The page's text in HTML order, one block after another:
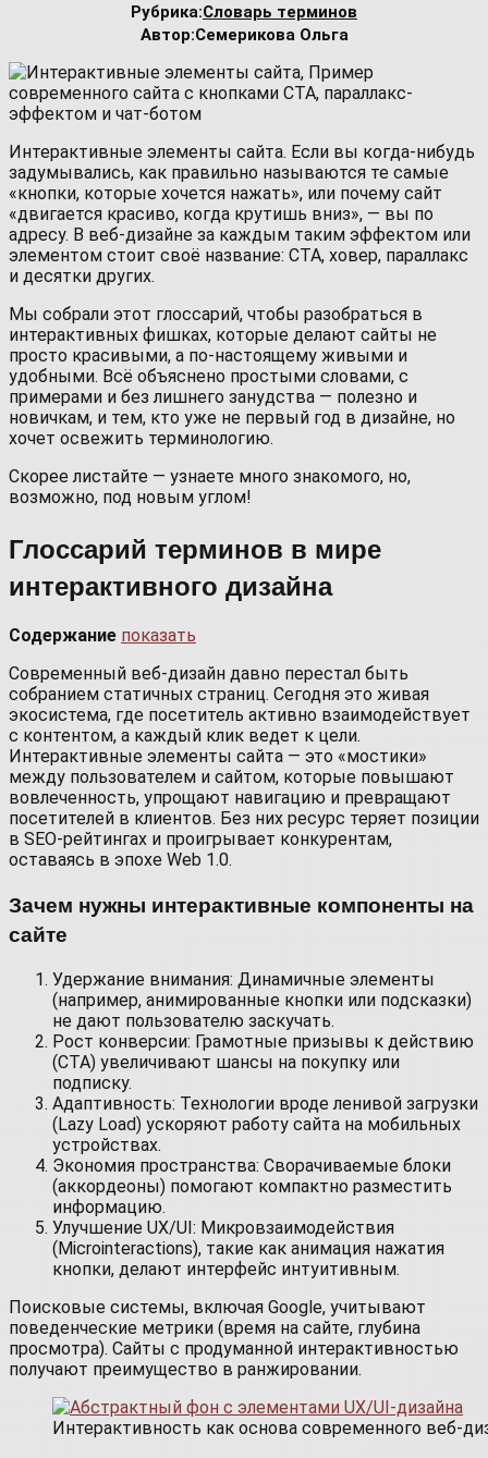
Рубрика:Словарь терминов
Автор:Семерикова Ольга
Интерактивные элементы сайта. Если вы когда-нибудь
задумывались, как правильно называются те самые
«кнопки, которые хочется нажать», или почему сайт
«двигается красиво, когда крутишь вниз», — вы по
адресу. В веб-дизайне за каждым таким эффектом или
элементом стоит своё название: CTA, ховер, параллакс
и десятки других.
Мы собрали этот глоссарий, чтобы разобраться в
интерактивных фишках, которые делают сайты не
просто красивыми, а по-настоящему живыми и
удобными. Всё объяснено простыми словами, с
примерами и без лишнего занудства — полезно и
новичкам, и тем, кто уже не первый год в дизайне, но
хочет освежить терминологию.
Скорее листайте — узнаете много знакомого, но,
возможно, под новым углом!
Глоссарий терминов в мире
интерактивного дизайна
Содержание показать
Современный веб-дизайн давно перестал быть
собранием статичных страниц. Сегодня это живая
экосистема, где посетитель активно взаимодействует
с контентом, а каждый клик ведет к цели.
Интерактивные элементы сайта — это «мостики»
между пользователем и сайтом, которые повышают
вовлеченность, упрощают навигацию и превращают
посетителей в клиентов. Без них ресурс теряет позиции
в SEO-рейтингах и проигрывает конкурентам,
оставаясь в эпохе Web 1.0.
Зачем нужны интерактивные компоненты на
сайте
Удержание внимания: Динамичные элементы
(например, анимированные кнопки или подсказки)
не дают пользователю заскучать.
Рост конверсии: Грамотные призывы к действию
(CTA) увеличивают шансы на покупку или
подписку.
Адаптивность: Технологии вроде ленивой загрузки
(Lazy Load) ускоряют работу сайта на мобильных
устройствах.
Экономия пространства: Сворачиваемые блоки
(аккордеоны) помогают компактно разместить
информацию.
Улучшение UX/UI: Микровзаимодействия
(Microinteractions), такие как анимация нажатия
кнопки, делают интерфейс интуитивным.
Поисковые системы, включая Google, учитывают
поведенческие метрики (время на сайте, глубина
просмотра). Сайты с продуманной интерактивностью
получают преимущество в ранжировании.
Интерактивность как основа современного веб-